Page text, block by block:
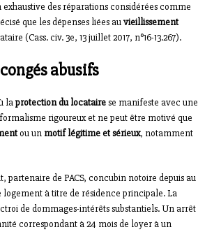
des réparations considérées comme
que les dépenses liées auvieillissement
(Cass. civ. 3e, 13 juillet 2017, n°16-13.267).
abusifs
laprotection du locatairese manifeste avec une
rigoureux et ne peut être motivé que
ou un motif légitime et sérieux, notamment
de PACS, concubin notoire depuis au
à titre de résidence principale. La
de dommages-intérêts substantiels. Un arrêt
correspondant à 24 mois de loyer à un